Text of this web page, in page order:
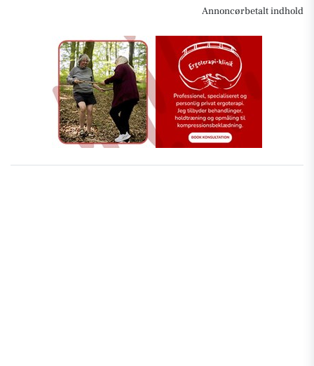
Annoncørbetalt indhold